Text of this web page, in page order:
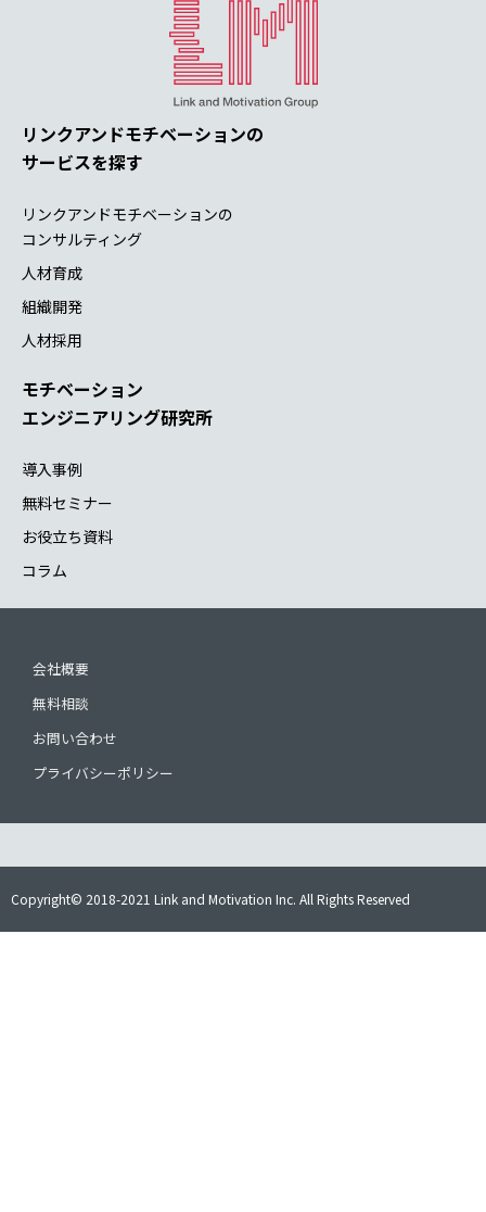
リンクアンドモチベーションの
サービスを探す
リンクアンドモチベーションの
コンサルティング
人材育成
組織開発
人材採用
モチベーション
エンジニアリング研究所
導入事例
無料セミナー
お役立ち資料
コラム
会社概要
無料相談
お問い合わせ
プライバシーポリシー
Copyright© 2018-2021 Link and Motivation Inc. All Rights Reserved